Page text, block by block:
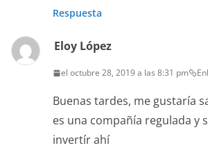
Respuesta
Eloy López
el octubre 28, 2019 a las 8:31 pm
Buenas tardes, me gustaría
es una compañía regulada y
invertír ahí